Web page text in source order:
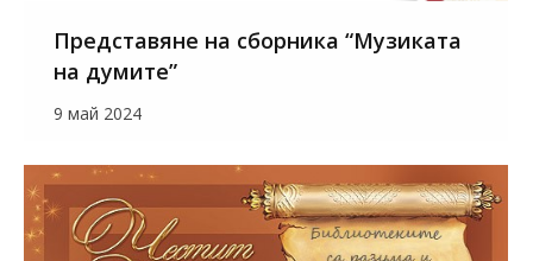
Представяне на сборника “Музиката
на думите”
9 май 2024